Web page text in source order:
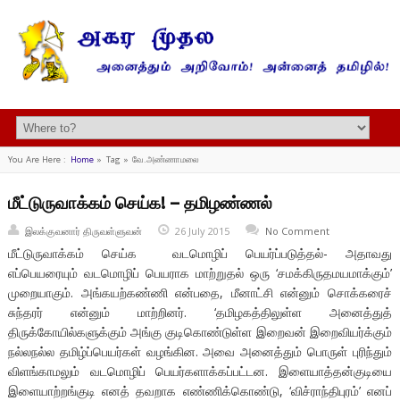
You Are Here : Home» Tag » வே.அண்ணாமலை
மீட்டுருவாக்கம் செய்க! – தமிழண்ணல்
இலக்குவனார் திருவள்ளுவன் 26 July 2015 No Comment
மீட்டுருவாக்கம் செய்க வடமொழிப் பெயர்ப்படுத்தல்- அதாவது
எப்பெயரையும் வடமொழிப் பெயராக மாற்றுதல் ஒரு ‘சமக்கிருதமயமாக்கும்’
முறையாகும். அங்கயற்கண்ணி என்பதை, மீனாட்சி என்னும் சொக்கரைச்
சுந்தரர் என்னும் மாற்றினர். ‘தமிழகத்திலுள்ள அனைத்துத்
திருக்கோயில்களுக்கும் அங்கு குடிகொண்டுள்ள இறைவன் இறைவியர்க்கும்
நல்லநல்ல தமிழ்ப்பெயர்கள் வழங்கின. அவை அனைத்தும் பொருள் புரிந்தும்
விளங்காமலும் வடமொழிப் பெயர்களாக்கப்பட்டன. இளையாத்தன்குடியை
இளையாற்றங்குடி எனத் தவறாக எண்ணிக்கொண்டு, ‘விச்ராந்திபுரம்’ எனப்